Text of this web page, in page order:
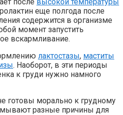
еще полгода после
содержится в организме
момент запустить
вскармливание.
лактостазы, маститы
. Наоборот, в эти периоды
к груди нужно намного
готовы морально к грудному
разные причины для